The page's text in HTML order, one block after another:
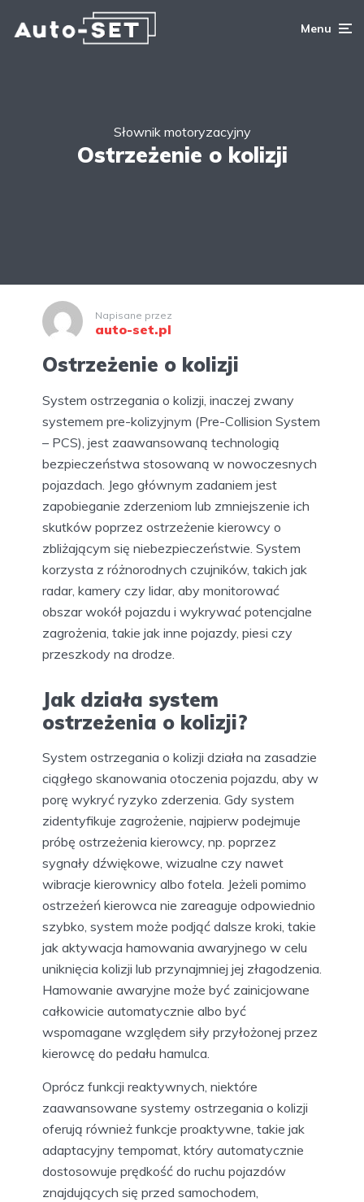
Menu
Słownik motoryzacyjny
Ostrzeżenie o kolizji
Napisane przez
auto-set.pl
Ostrzeżenie o kolizji
System ostrzegania o kolizji, inaczej zwany
systemem pre-kolizyjnym (Pre-Collision System
– PCS), jest zaawansowaną technologią
bezpieczeństwa stosowaną w nowoczesnych
pojazdach. Jego głównym zadaniem jest
zapobieganie zderzeniom lub zmniejszenie ich
skutków poprzez ostrzeżenie kierowcy o
zbliżającym się niebezpieczeństwie. System
korzysta z różnorodnych czujników, takich jak
radar, kamery czy lidar, aby monitorować
obszar wokół pojazdu i wykrywać potencjalne
zagrożenia, takie jak inne pojazdy, piesi czy
przeszkody na drodze.
Jak działa system
ostrzeżenia o kolizji?
System ostrzegania o kolizji działa na zasadzie
ciągłego skanowania otoczenia pojazdu, aby w
porę wykryć ryzyko zderzenia. Gdy system
zidentyfikuje zagrożenie, najpierw podejmuje
próbę ostrzeżenia kierowcy, np. poprzez
sygnały dźwiękowe, wizualne czy nawet
wibracje kierownicy albo fotela. Jeżeli pomimo
ostrzeżeń kierowca nie zareaguje odpowiednio
szybko, system może podjąć dalsze kroki, takie
jak aktywacja hamowania awaryjnego w celu
uniknięcia kolizji lub przynajmniej jej złagodzenia.
Hamowanie awaryjne może być zainicjowane
całkowicie automatycznie albo być
wspomagane względem siły przyłożonej przez
kierowcę do pedału hamulca.
Oprócz funkcji reaktywnych, niektóre
zaawansowane systemy ostrzegania o kolizji
oferują również funkcje proaktywne, takie jak
adaptacyjny tempomat, który automatycznie
dostosowuje prędkość do ruchu pojazdów
znajdujących się przed samochodem,